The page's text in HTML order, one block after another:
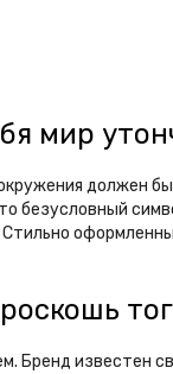
мир
должен
безусловный
известен